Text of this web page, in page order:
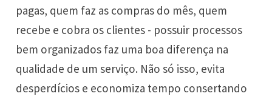
pagas, quem faz as compras do mês, quem
recebe e cobra os clientes - possuir processos
bem organizados faz uma boa diferença na
qualidade de um serviço. Não só isso, evita
desperdícios e economiza tempo consertando